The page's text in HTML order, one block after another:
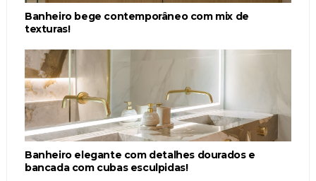
Banheiro bege contemporâneo com mix de
texturas!
Banheiro elegante com detalhes dourados e
bancada com cubas esculpidas!